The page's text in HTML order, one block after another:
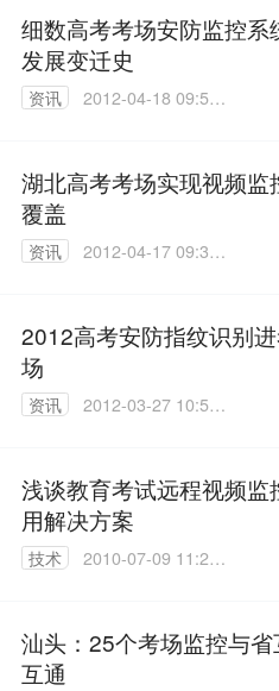
细数高考考场安防监控系
发展变迁史
资讯
2012-04-18 09:57:
湖北高考考场实现视频监
覆盖
资讯
2012-04-17 09:35:
2012高考安防指纹识别
场
资讯
2012-03-27 10:55:
浅谈教育考试远程视频监
用解决方案
技术
2010-07-09 11:27:
汕头：25个考场监控与省
互通